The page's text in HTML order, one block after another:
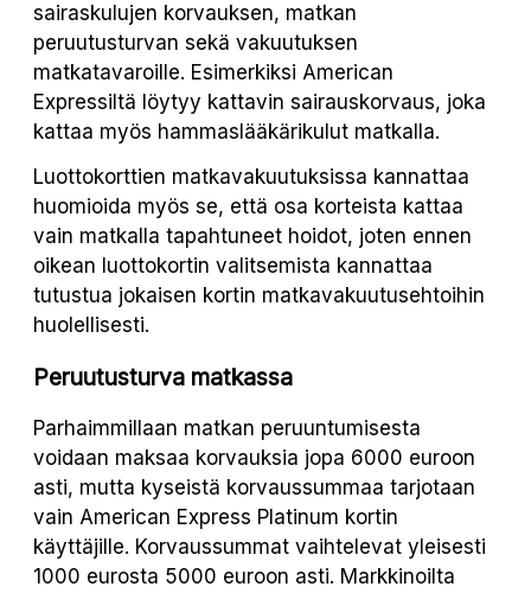
sairaskulujen korvauksen, matkan
peruutusturvan sekä vakuutuksen
matkatavaroille. Esimerkiksi American
Expressiltä löytyy kattavin sairauskorvaus, joka
kattaa myös hammaslääkärikulut matkalla.
Luottokorttien matkavakuutuksissa kannattaa
huomioida myös se, että osa korteista kattaa
vain matkalla tapahtuneet hoidot, joten ennen
oikean luottokortin valitsemista kannattaa
tutustua jokaisen kortin matkavakuutusehtoihin
huolellisesti.
Peruutusturva matkassa
Parhaimmillaan matkan peruuntumisesta
voidaan maksaa korvauksia jopa 6000 euroon
asti, mutta kyseistä korvaussummaa tarjotaan
vain American Express Platinum kortin
käyttäjille. Korvaussummat vaihtelevat yleisesti
1000 eurosta 5000 euroon asti. Markkinoilta